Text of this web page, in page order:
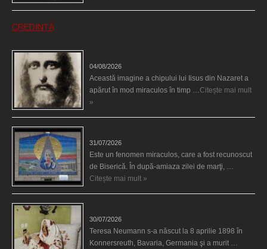
CREDINȚĂ
04/08/2026
Această imagine a chipului lui Iisus din Nazaret a
apărut în mod miraculos în timp … Citește mai mult
»
31/07/2026
Este un fenomen miraculos, care a fost recunoscut
de Biserică. În după-amiaza zilei de marţi, …
Citește mai mult »
30/07/2026
Teresa Neumann s-a născut la 8 aprilie 1898 în
Konnersreuth, Bavaria, Germania şi a murit …